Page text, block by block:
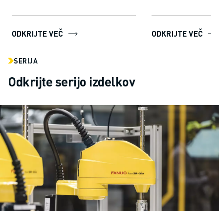
ODKRIJTE VEČ
uporabnikom
ODKRIJTE VEČ
SERIJA
Odkrijte serijo izdelkov